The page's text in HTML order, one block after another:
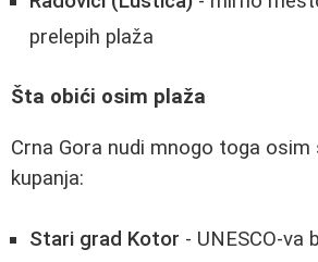
prelepih plaža
Šta obići osim plaža
Crna Gora nudi mnogo toga osim
kupanja:
Stari grad Kotor - UNESCO-va